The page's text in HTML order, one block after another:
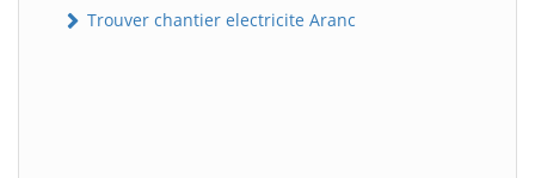
Trouver chantier electricite Aranc